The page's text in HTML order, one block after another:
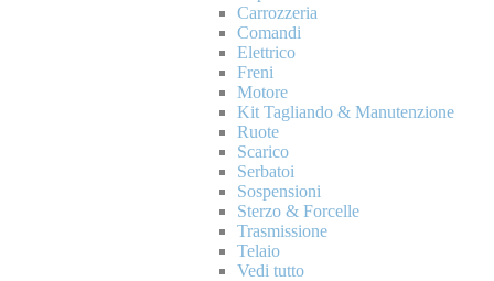
Carrozzeria
Comandi
Elettrico
Freni
Motore
Kit Tagliando & Manutenzione
Ruote
Scarico
Serbatoi
Sospensioni
Sterzo & Forcelle
Trasmissione
Telaio
Vedi tutto